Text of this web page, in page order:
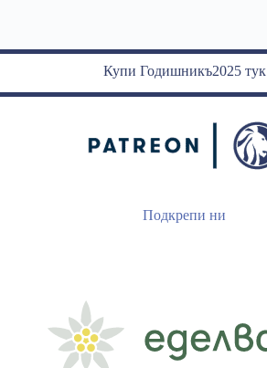
Купи Годишникъ2025 тук
Подкрепи ни